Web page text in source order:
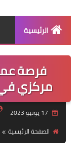
الرئيسية
فرصة
مركزي
الصفحة الرئيسية